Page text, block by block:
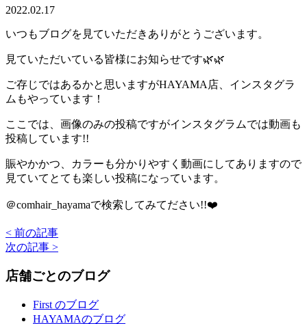
2022.02.17
いつもブログを見ていただきありがとうございます。
見ていただいている皆様にお知らせです🌿🌿
ご存じではあるかと思いますがHAYAMA店、インスタグラ
ムもやっています！
ここでは、画像のみの投稿ですがインスタグラムでは動画も
投稿しています!!
賑やかかつ、カラーも分かりやすく動画にしてありますので
見ていてとても楽しい投稿になっています。
＠comhair_hayamaで検索してみてださい!!❤️
< 前の記事
次の記事 >
店舗ごとのブログ
First のブログ
HAYAMAのブログ